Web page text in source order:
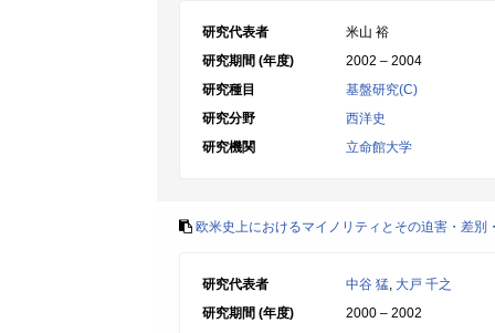
研究代表者
米山 裕
研究期間 (年度)
2002 – 2004
研究種目
基盤研究(C)
研究分野
西洋史
研究機関
立命館大学
欧米史上におけるマイノリティとその迫害・差別
研究代表者 中谷 猛, 大戸 千之
研究期間 (年度)
2000 – 2002